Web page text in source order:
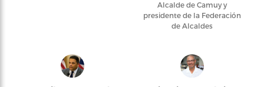
Alcalde de Camuy y
presidente de la Federación
de Alcaldes